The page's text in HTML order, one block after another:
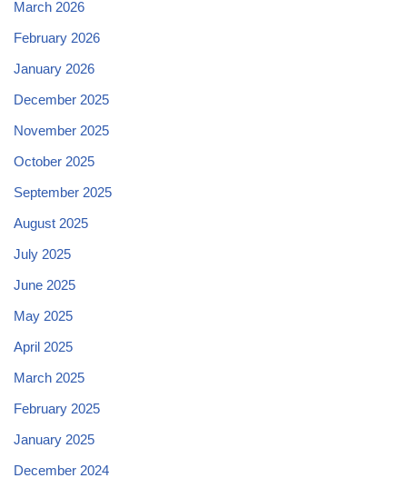
March 2026
February 2026
January 2026
December 2025
November 2025
October 2025
September 2025
August 2025
July 2025
June 2025
May 2025
April 2025
March 2025
February 2025
January 2025
December 2024